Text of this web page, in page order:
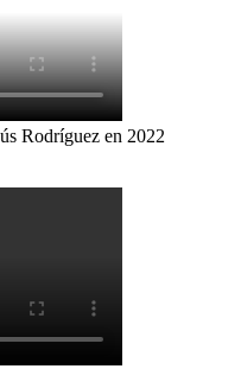
Rodríguez en 2022